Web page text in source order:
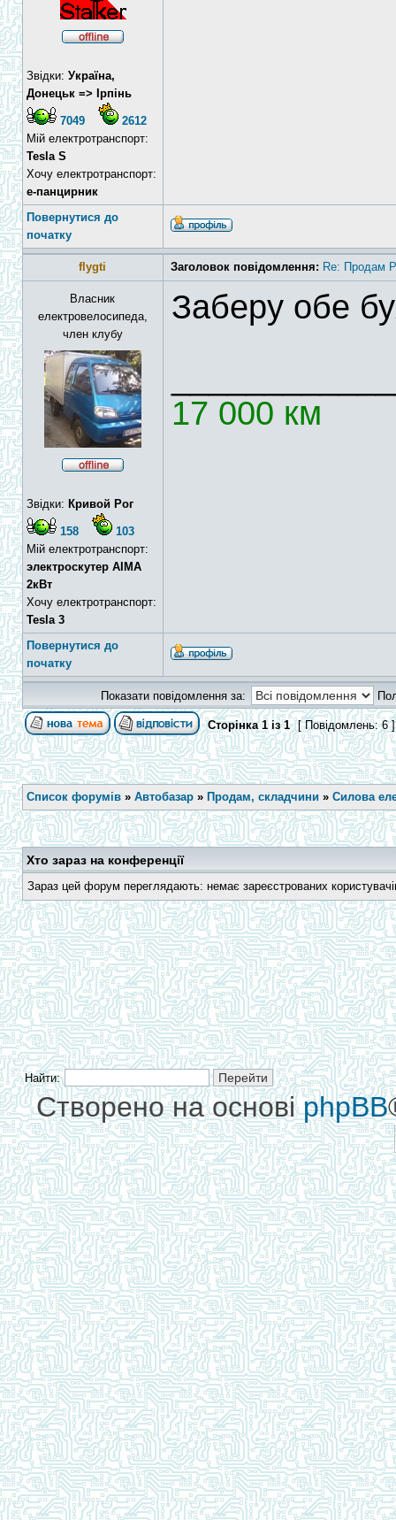
Звідки: Україна,
Донецьк => Ірпінь
7049
2612
Мій електротранспорт:
Tesla S
Хочу електротранспорт:
е-панцирник
Повернутися до
початку
flygti Заголовок повідомлення: Re: Продам
Власник
електровелосипеда,
член клубу
Звідки: Кривой Рог
158
103
Мій електротранспорт:
электроскутер AIMA
2кВт
Хочу електротранспорт:
Tesla 3
Заберу обе
17 000 км
Повернутися до
початку
Показати повідомлення за:
Сторінка1із1 [ Повідомлень: 6
Список форумів » Автобазар » Продам, складчини » Силова
Хто зараз на конференції
Зараз цей форум переглядають: немає зареєстрованих
Найти:
Створено на основіphpBB